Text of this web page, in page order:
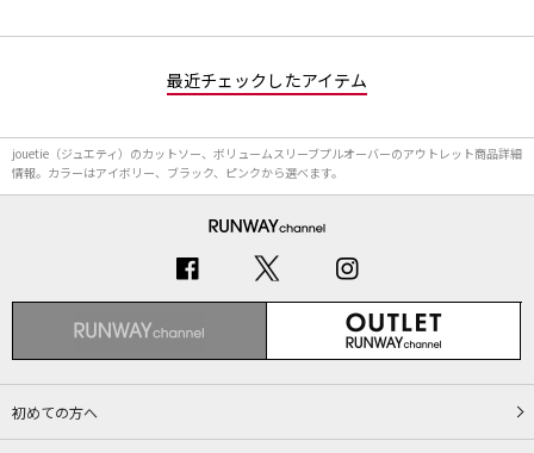
最近チェックしたアイテム
jouetie（ジュエティ）のカットソー、ボリュームスリーブプルオーバーのアウトレット商品詳細
情報。カラーはアイボリー、ブラック、ピンクから選べます。
初めての方へ